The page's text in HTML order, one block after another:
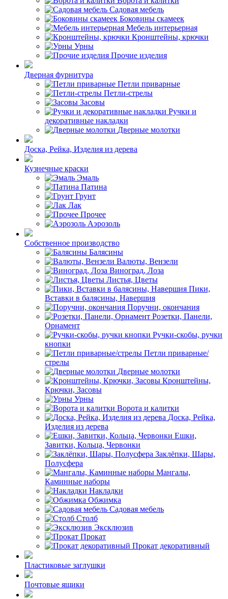
Садовая мебель
Боковины скамеек
Мебель интерьерная
Кронштейны, крючки
Урны
Прочие изделия
Дверная фурнитура
Петли приварные
Петли-стрелы
Засовы
Ручки и
декоративные накладки
Дверные молотки
Доска, Рейка, Изделия из дерева
Кузнечные краски
Эмаль
Патина
Грунт
Лак
Прочее
Аэрозоль
Собственное производство
Балясины
Валюты, Вензели
Виноград, Лоза
Листья, Цветы
Пики,
Вставки в балясины, Навершия
Поручни, окончания
Розетки, Панели,
Орнамент
Ручки-скобы, ручки
кнопки
Петли приварные/
стрелы
Дверные молотки
Кронштейны,
Крючки, Засовы
Урны
Ворота и калитки
Доска, Рейка,
Изделия из дерева
Ешки,
Завитки, Кольца, Червонки
Заклёпки, Шары,
Полусфера
Мангалы,
Каминные наборы
Накладки
Обжимка
Садовая мебель
Столб
Эксклюзив
Прокат
Прокат декоративный
Пластиковые заглушки
Почтовые ящики